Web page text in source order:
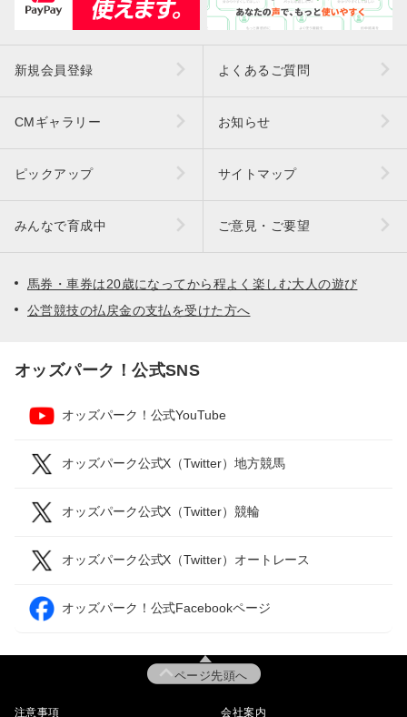
新規会員登録 よくあるご質問
CMギャラリー お知らせ
ピックアップ サイトマップ
みんなで育成中 ご意見・ご要望
馬券・車券は20歳になってから程よく楽しむ大人の遊び
公営競技の払戻金の支払を受けた方へ
オッズパーク！公式SNS
オッズパーク！公式YouTube
オッズパーク公式X（Twitter）地方競馬
オッズパーク公式X（Twitter）競輪
オッズパーク公式X（Twitter）オートレース
オッズパーク！公式Facebookページ
ページ先頭へ
注意事項 会社案内